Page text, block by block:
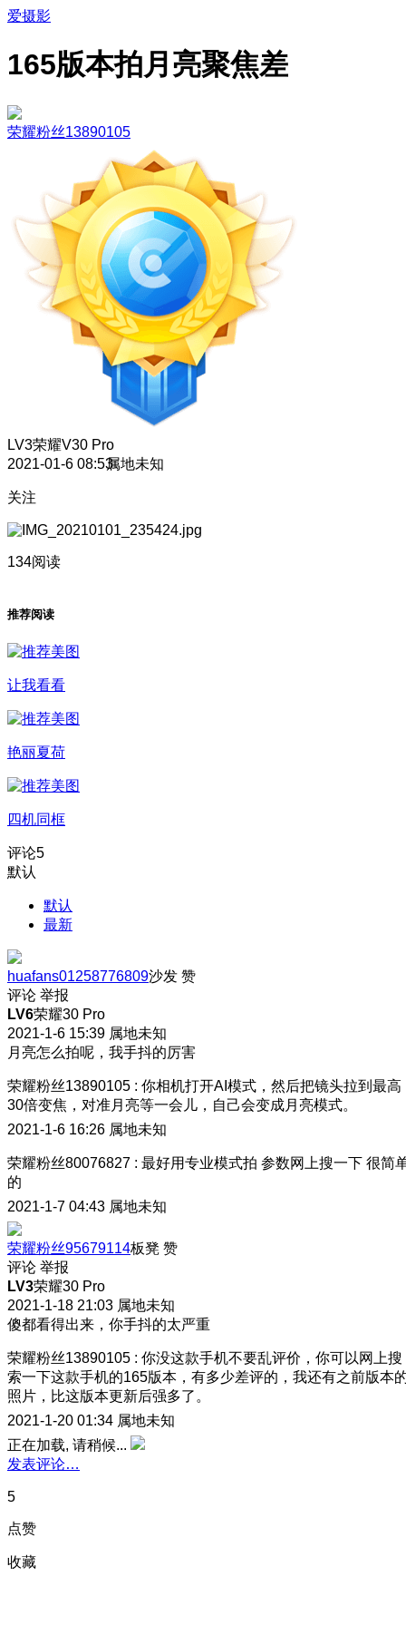
爱摄影
165版本拍月亮聚焦差
荣耀粉丝13890105
LV3荣耀V30 Pro
2021-01-6 08:53属地未知
关注
134阅读
推荐阅读
让我看看
艳丽夏荷
四机同框
评论5
默认
默认
最新
huafans01258776809沙发 赞
评论 举报
LV6荣耀30 Pro
2021-1-6 15:39 属地未知
月亮怎么拍呢，我手抖的厉害
荣耀粉丝13890105 : 你相机打开AI模式，然后把镜头拉到最高
30倍变焦，对准月亮等一会儿，自己会变成月亮模式。
2021-1-6 16:26 属地未知
荣耀粉丝80076827 : 最好用专业模式拍 参数网上搜一下 很简
的
2021-1-7 04:43 属地未知
荣耀粉丝95679114板凳 赞
评论 举报
LV3荣耀30 Pro
2021-1-18 21:03 属地未知
傻都看得出来，你手抖的太严重
荣耀粉丝13890105 : 你没这款手机不要乱评价，你可以网上搜
索一下这款手机的165版本，有多少差评的，我还有之前版本
照片，比这版本更新后强多了。
2021-1-20 01:34 属地未知
正在加载, 请稍候...
发表评论…
5
点赞
收藏